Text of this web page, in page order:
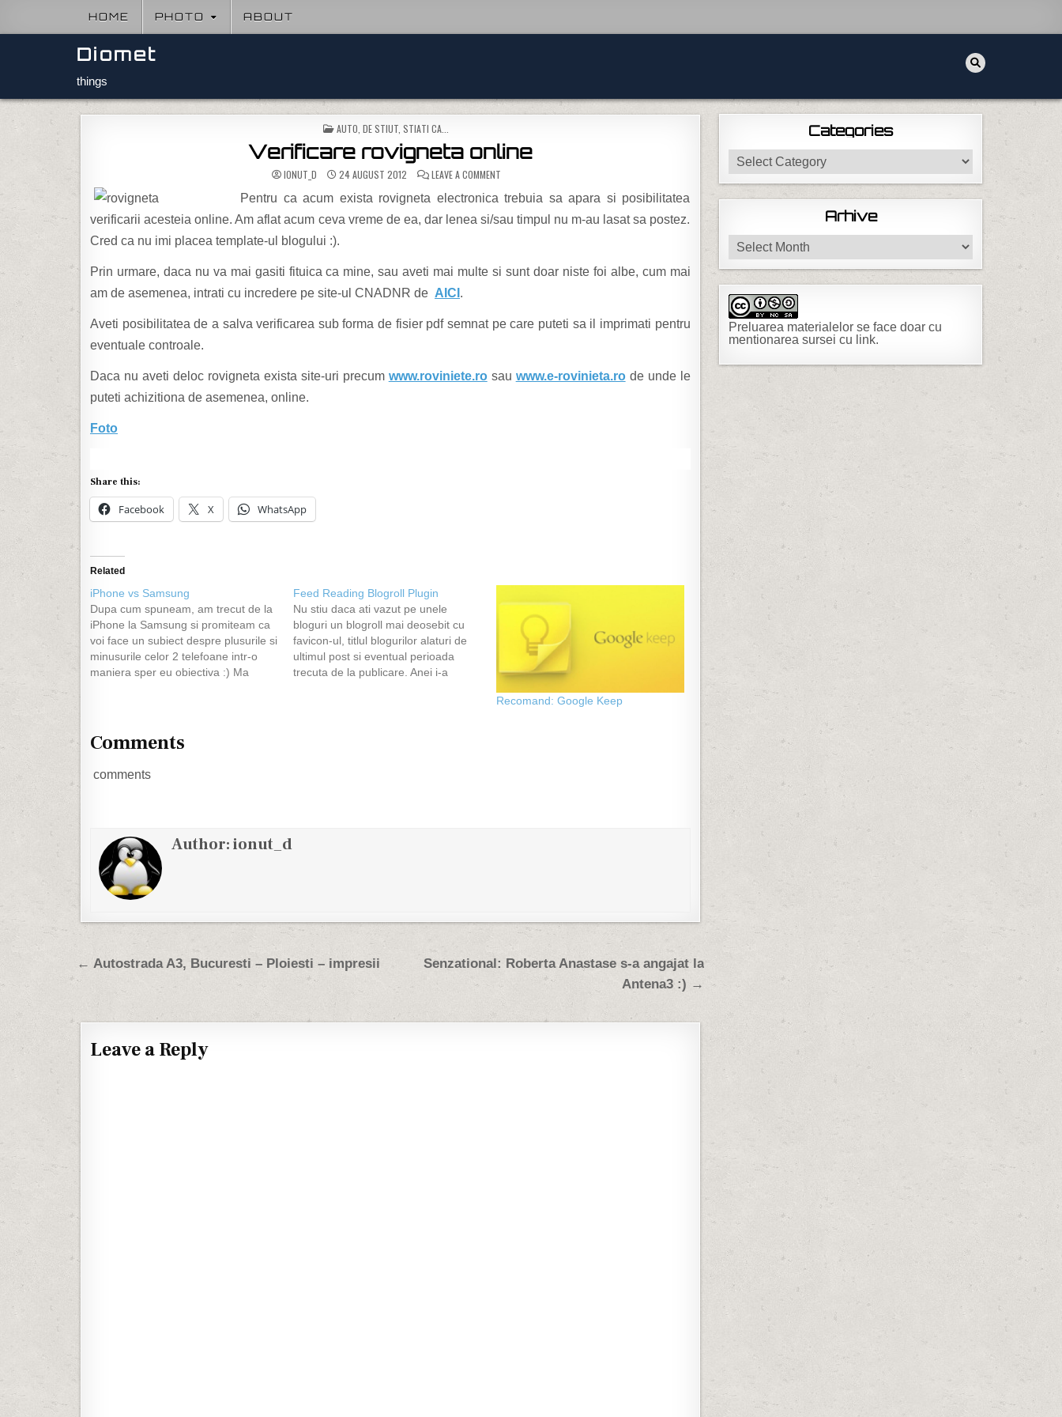
HOME PHOTO ABOUT
Diomet
things
POSTED IN
AUTO ,DE STIUT ,STIATI CA...
Verificare rovigneta online
IONUT_D 24 AUGUST 2012 LEAVE A COMMENTON VERIFICARE ROVIGNETA ONLINE
Pentru ca acum exista rovigneta electronica trebuia sa apara si posibilitatea
verificarii acesteia online. Am aflat acum ceva vreme de ea, dar lenea si/sau timpul nu m-au lasat sa postez.
Cred ca nu imi placea template-ul blogului :).
Prin urmare, daca nu va mai gasiti fituica ca mine, sau aveti mai multe si sunt doar niste foi albe, cum mai
am de asemenea, intrati cu incredere pe site-ul CNADNR de AICI .
Aveti posibilitatea de a salva verificarea sub forma de fisier pdf semnat pe care puteti sa il imprimati pentru
eventuale controale.
Daca nu aveti deloc rovigneta exista site-uri precum www.roviniete.rosau www.e-rovinieta.rode unde le
puteti achizitiona de asemenea, online.
Foto
Share this:
Facebook X WhatsApp
Related
iPhone vs Samsung
Dupa cum spuneam, am trecut de la
iPhone la Samsung si promiteam ca
voi face un subiect despre plusurile si
minusurile celor 2 telefoane intr-o
maniera sper eu obiectiva :) Ma
scurt.…
Feed Reading Blogroll Plugin
Nu stiu daca ati vazut pe unele
bloguri un blogroll mai deosebit cu
favicon-ul, titlul blogurilor alaturi de
ultimul post si eventual perioada
trecuta de la publicare. Anei i-a
Recomand: Google Keep
Comments
comments
Author:ionut_d
Post navigation
Senzational: Roberta Anastase s-a angajat la
Antena3 :) →
← Autostrada A3, Bucuresti – Ploiesti – impresii
Leave a Reply
Categories
Categories
Arhive
Arhive
Preluarea materialelor se face doar cu
mentionarea sursei cu link.